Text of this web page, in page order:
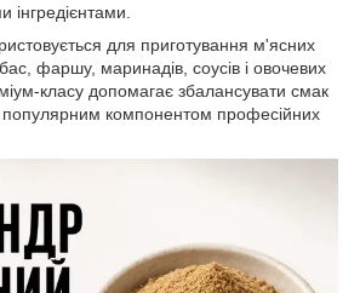
інгредієнтами.
для приготування м'ясних
фаршу, маринадів, соусів і овочевих
класу допомагає збалансувати смак
популярним компонентом професійних